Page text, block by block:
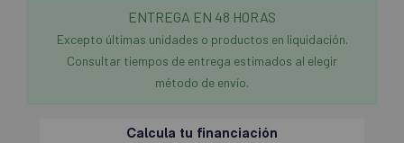
ENTREGA EN 48 HORAS
Excepto últimas unidades o productos en liquidación.
Consultar tiempos de entrega estimados al elegir
método de envío.